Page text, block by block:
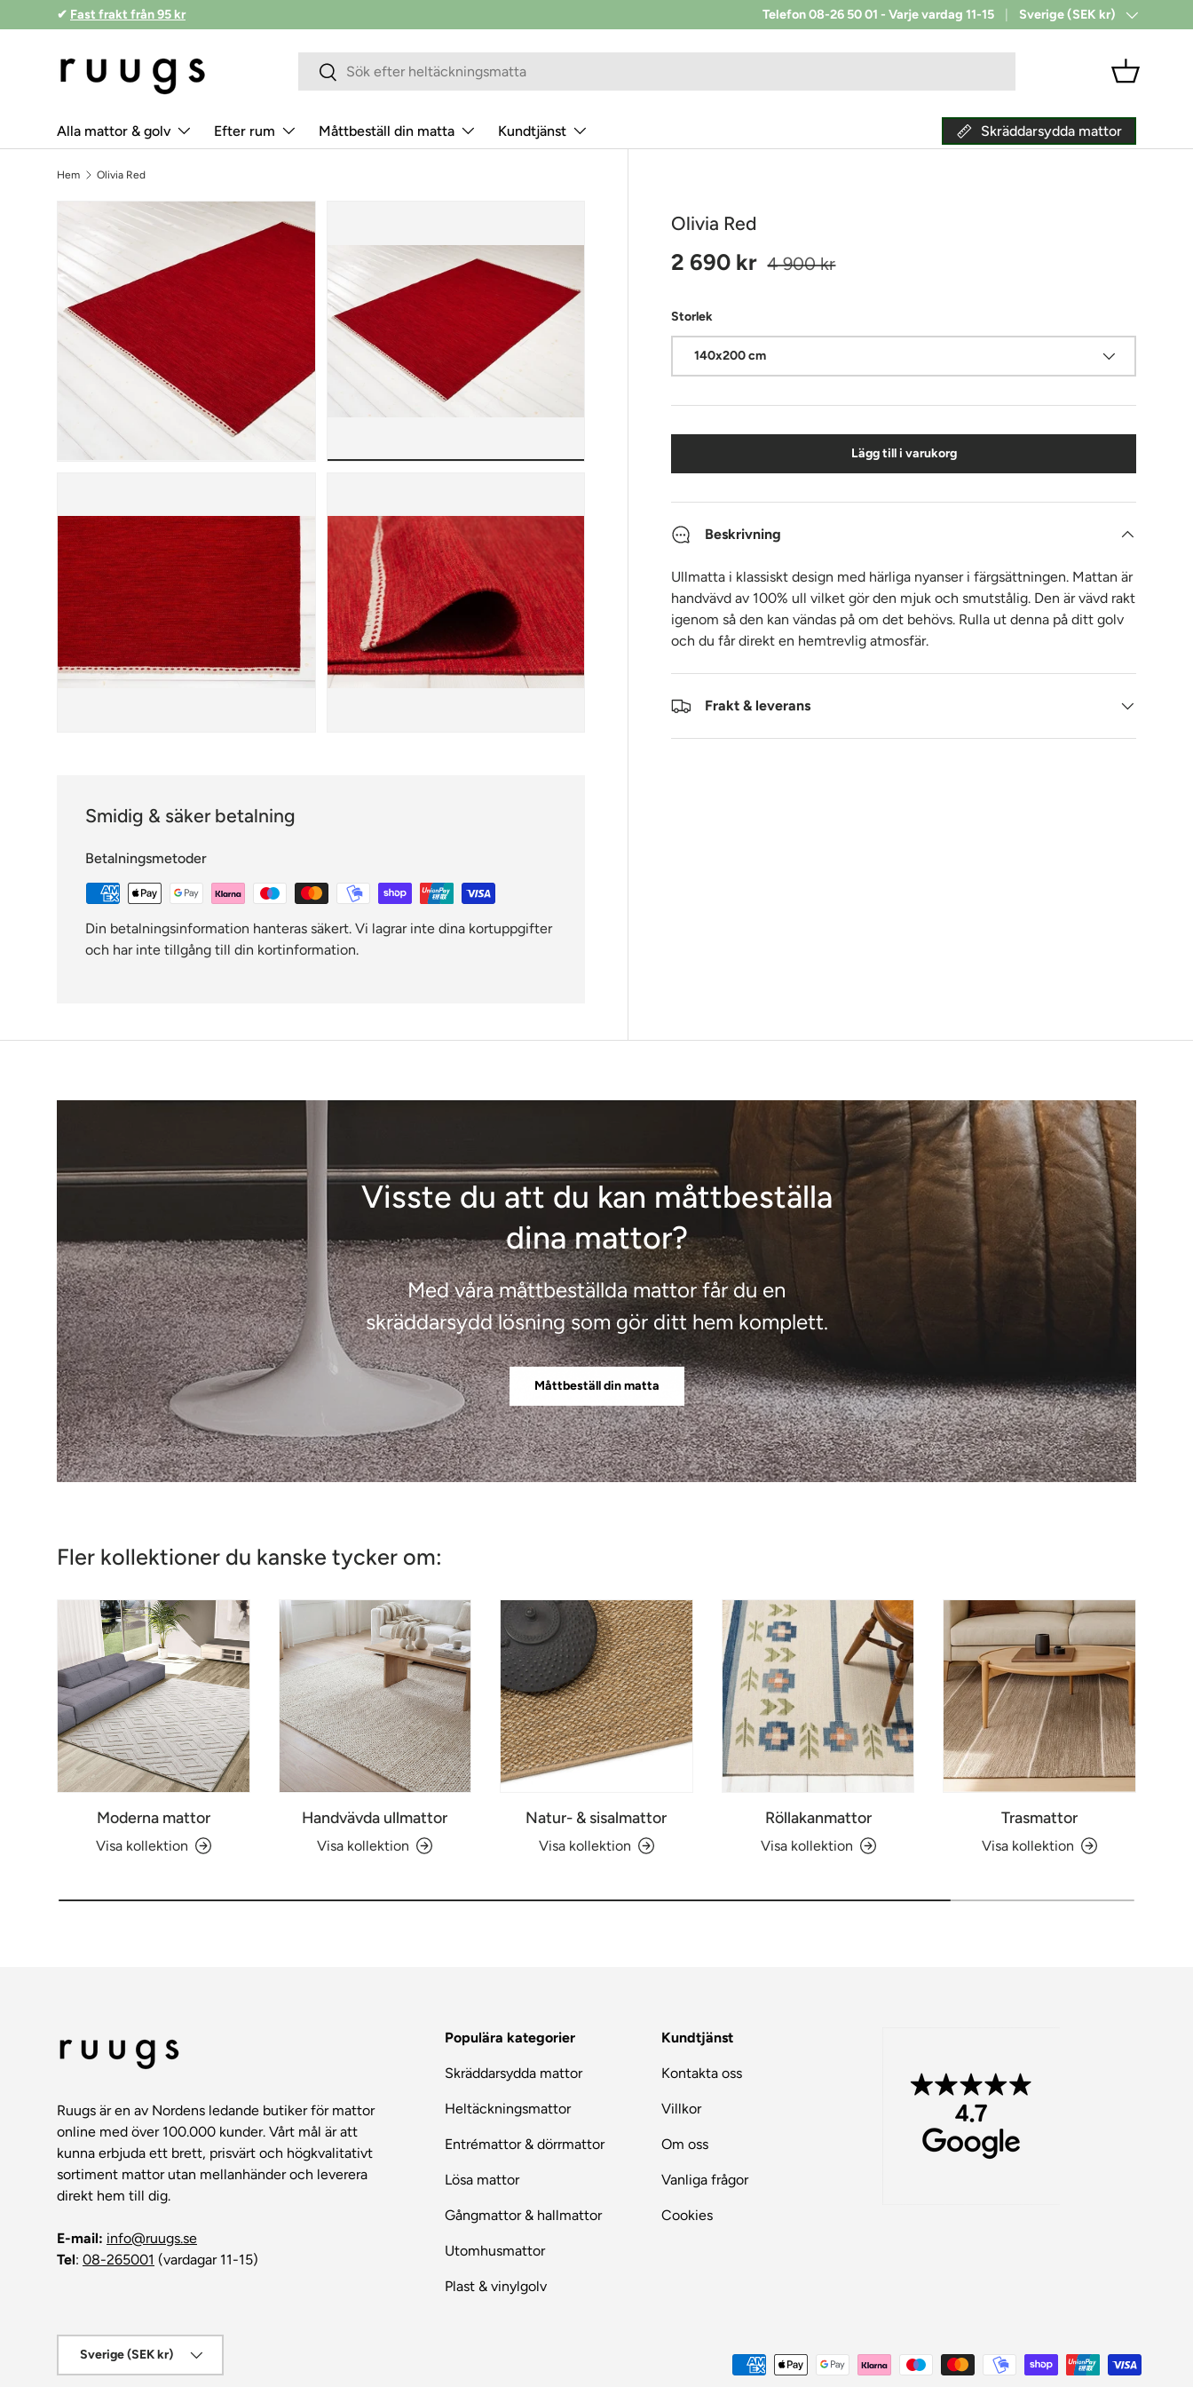
Hoppa till innehåll
✔ Fast frakt från 95 kr Telefon 08-26 50 01 - Varje vardag 11-15 Land/Region
Sverige (SEK kr)
SökfältSkicka
Korg
Alla mattor & golv Efter rum Måttbeställ din matta Kundtjänst Skräddarsydda mattor
Hem Olivia Red
Skippa till produktinformationen Olivia Red
Reapris
2 690 kr Ordinarie pris
4 900 kr
Storlek
140x200 cm
Lägg till i varukorg
Beskrivning
Ullmatta i klassiskt design med härliga nyanser i färgsättningen. Mattan är
handvävd av 100% ull vilket gör den mjuk och smutstålig. Den är vävd rakt
igenom så den kan vändas på om det behövs. Rulla ut denna på ditt golv
och du får direkt en hemtrevlig atmosfär.
Frakt & leverans
Smidig & säker betalning
Betalningsmetoder
Din betalningsinformation hanteras säkert. Vi lagrar inte dina kortuppgifter
och har inte tillgång till din kortinformation.
Visste du att du kan måttbeställa
dina mattor?
Med våra måttbeställda mattor får du en
skräddarsydd lösning som gör ditt hem komplett.
Måttbeställ din matta
Fler kollektioner du kanske tycker om:
Moderna mattor
Visa kollektion
Handvävda ullmattor
Visa kollektion
Natur- & sisalmattor
Visa kollektion
Röllakanmattor
Visa kollektion
Trasmattor
Visa kollektion
Ruugs är en av Nordens ledande butiker för mattor
online med över 100.000 kunder. Vårt mål är att
kunna erbjuda ett brett, prisvärt och högkvalitativt
sortiment mattor utan mellanhänder och leverera
direkt hem till dig.
E-mail: info@ruugs.se
Tel: 08-265001 (vardagar 11-15)
Populära kategorier
Skräddarsydda mattor
Heltäckningsmattor
Entrémattor & dörrmattor
Lösa mattor
Gångmattor & hallmattor
Utomhusmattor
Plast & vinylgolv
Kundtjänst
Kontakta oss
Villkor
Om oss
Vanliga frågor
Cookies
Sverige (SEK kr)